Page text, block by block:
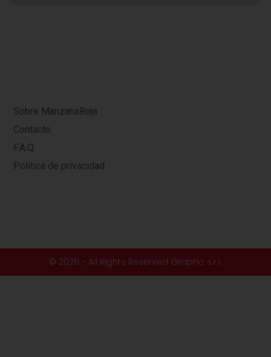
Sobre ManzanaRoja
Contacto
F.A.Q.
Política de privacidad
© 2026 - All Rights Reserved Grapho s.r.l.